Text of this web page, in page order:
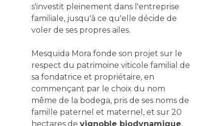
s'investit pleinement dans l'entreprise
familiale, jusqu'à ce qu'elle décide de
voler de ses propres ailes.
Mesquida Mora fonde son projet sur le
respect du patrimoine viticole familial de
sa fondatrice et propriétaire, en
commençant par le choix du nom
même de la bodega, pris de ses noms de
famille paternel et maternel, et sur 20
hectares de vignoble biodynamique,